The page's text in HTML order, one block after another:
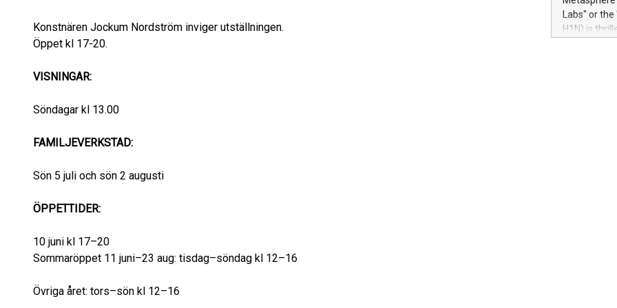
Konstnären Jockum Nordström inviger utställningen.
Öppet kl 17-20.
VISNINGAR:
Söndagar kl 13.00
FAMILJEVERKSTAD:
Sön 5 juli och sön 2 augusti
ÖPPETTIDER:
10 juni kl 17–20
Sommaröppet 11 juni–23 aug: tisdag–söndag kl 12–16
Övriga året: tors–sön kl 12–16
their data
customers
Marketers
Labs" or the
H1N) is